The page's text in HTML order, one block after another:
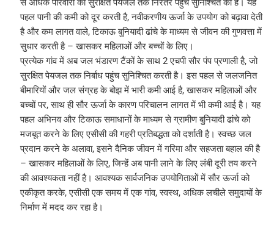
से अधिक परिवारों को सुरक्षित पेयजल तक निरंतर पहुंच सुनिश्चित की है। यह
पहल पानी की कमी को दूर करती है, नवीकरणीय ऊर्जा के उपयोग को बढ़ावा देती
है और कम लागत वाले, टिकाऊ बुनियादी ढांचे के माध्यम से जीवन की गुणवत्ता में
सुधार करती है – खासकर महिलाओं और बच्चों के लिए।
प्रत्येक गांव में अब जल भंडारण टैंकों के साथ 2 एचपी सौर पंप प्रणाली है, जो
सुरक्षित पेयजल तक निर्बाध पहुंच सुनिश्चित करती है। इस पहल से जलजनित
बीमारियों और जल संग्रह के बोझ में भारी कमी आई है, खासकर महिलाओं और
बच्चों पर, साथ ही सौर ऊर्जा के कारण परिचालन लागत में भी कमी आई है। यह
पहल अभिनव और टिकाऊ समाधानों के माध्यम से ग्रामीण बुनियादी ढांचे को
मजबूत करने के लिए एसीसी की गहरी प्रतिबद्धता को दर्शाती है। स्वच्छ जल
प्रदान करने के अलावा, इसने दैनिक जीवन में गरिमा और सहजता बहाल की है
– खासकर महिलाओं के लिए, जिन्हें अब पानी लाने के लिए लंबी दूरी तय करने
की आवश्यकता नहीं है। आवश्यक सार्वजनिक उपयोगिताओं में सौर ऊर्जा को
एकीकृत करके, एसीसी एक समय में एक गांव, स्वस्थ, अधिक लचीले समुदायों के
निर्माण में मदद कर रहा है।